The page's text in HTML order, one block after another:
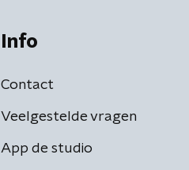
Info
Contact
Veelgestelde vragen
App de studio